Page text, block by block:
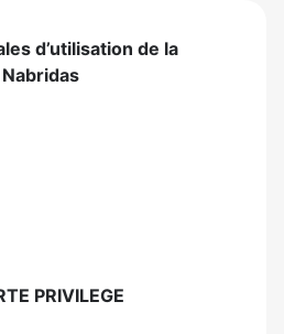
d’utilisation de la
PRIVILEGE